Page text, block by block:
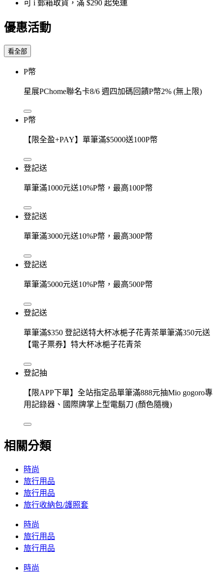
可 i 郵箱取貨，滿 $290 起免運
優惠活動
看全部
P幣
星展PChome聯名卡8/6 週四加碼回饋P幣2% (無上限)
P幣
【限全盈+PAY】單筆滿$5000送100P幣
登記送
單筆滿1000元送10%P幣，最高100P幣
登記送
單筆滿3000元送10%P幣，最高300P幣
登記送
單筆滿5000元送10%P幣，最高500P幣
登記送
單筆滿$350 登記送特大杯冰梔子花青茶單筆滿350元送
【電子票券】特大杯冰梔子花青茶
登記抽
【限APP下單】全站指定品單筆滿888元抽Mio gogoro專
用記錄器、國際牌掌上型電鬍刀 (顏色隨機)
相關分類
時尚
旅行用品
旅行用品
旅行收納包/護照套
時尚
旅行用品
旅行用品
時尚